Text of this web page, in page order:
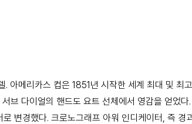
. 아메리카스 컵은 1851년 시작한 세계 최대 및
브 다이얼의 핸드도 요트 선체에서 영감을 얻었
변경했다. 크로노그래프 아워 인디케이터, 즉